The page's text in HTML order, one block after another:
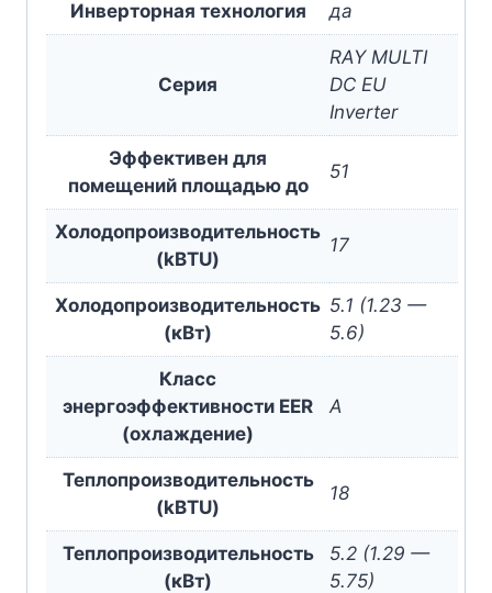
Инверторная технология да
Серия
RAY MULTI
DC EU
Inverter
Эффективен для
помещений площадью до
51
Холодопроизводительность
(kBTU)
17
Холодопроизводительность
(кВт)
5.1 (1.23 —
5.6)
Класс
энергоэффективности EER
(охлаждение)
A
Теплопроизводительность
(kBTU)
18
Теплопроизводительность
(кВт)
5.2 (1.29 —
5.75)